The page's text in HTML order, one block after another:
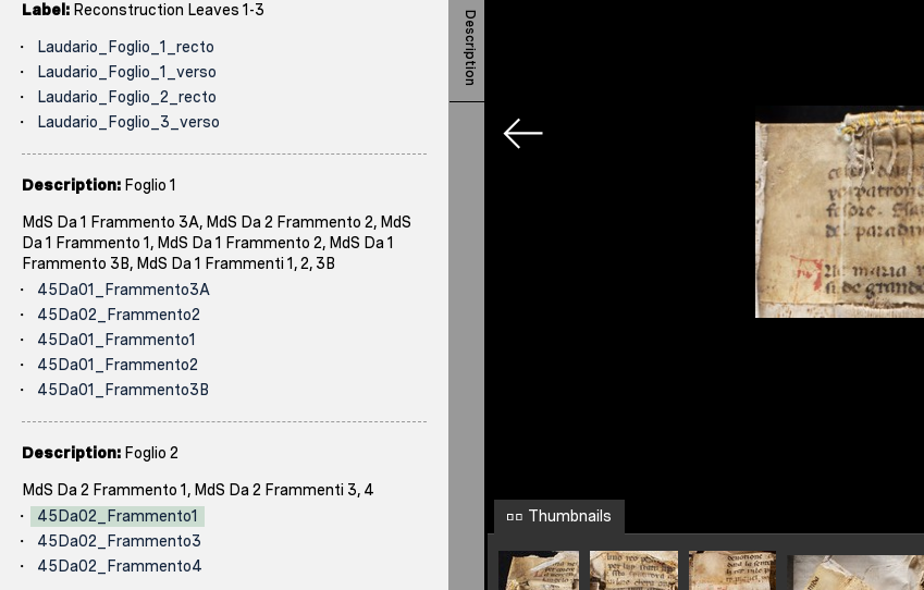
Label: Reconstruction Leaves 1-3
Laudario_Foglio_1_recto
Laudario_Foglio_1_verso
Laudario_Foglio_2_recto
Laudario_Foglio_3_verso
Description: Foglio 1
MdS Da 1 Frammento 3A, MdS Da 2 Frammento 2, MdS
Da 1 Frammento 1, MdS Da 1 Frammento 2, MdS Da 1
Frammento 3B, MdS Da 1 Frammenti 1, 2, 3B
45Da01_Frammento3A
45Da02_Frammento2
45Da01_Frammento1
45Da01_Frammento2
45Da01_Frammento3B
Description: Foglio 2
MdS Da 2 Frammento 1, MdS Da 2 Frammenti 3, 4
45Da02_Frammento1
45Da02_Frammento3
45Da02_Frammento4
Description
Thumbnails